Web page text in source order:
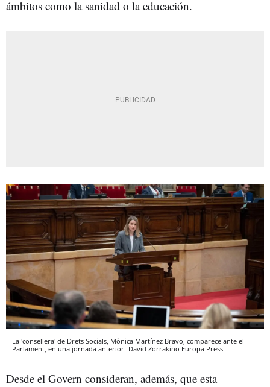
ámbitos como la sanidad o la educación.
La 'consellera' de Drets Socials, Mònica Martínez Bravo, comparece ante el
Parlament, en una jornada anterior David Zorrakino Europa Press
Desde el Govern consideran, además, que esta